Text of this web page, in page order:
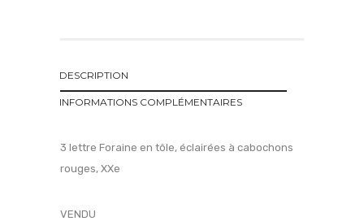
DESCRIPTION
INFORMATIONS COMPLÉMENTAIRES
3 lettre Foraine en tôle, éclairées à cabochons
rouges, XXe
VENDU